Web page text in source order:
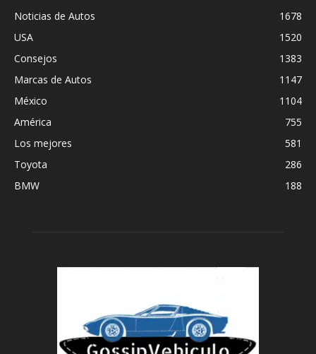
Noticias de Autos
1678
USA
1520
Consejos
1383
Marcas de Autos
1147
México
1104
América
755
Los mejores
581
Toyota
286
BMW
188